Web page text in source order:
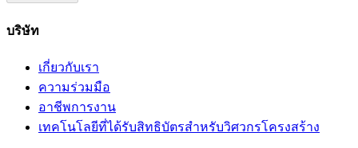
บริษัท
เกี่ยวกับเรา
ความร่วมมือ
อาชีพการงาน
เทคโนโลยีที่ได้รับสิทธิบัตรสำหรับวิศวกรโครงสร้าง